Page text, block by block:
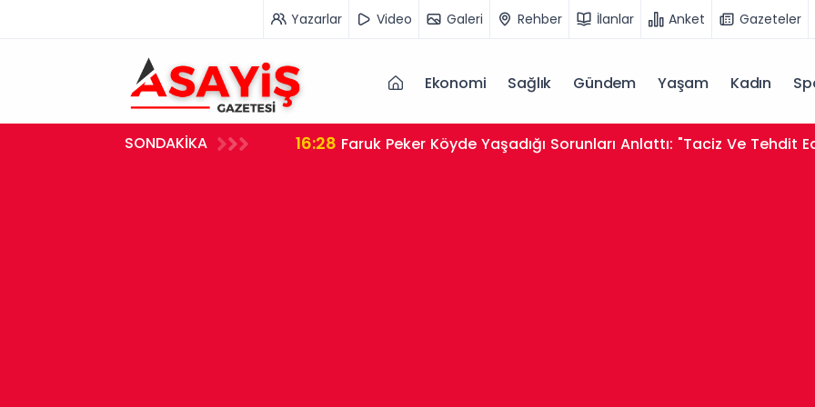
Yazarlar Video Galeri Rehber İlanlar Anket Gazeteler
Ekonomi Sağlık Gündem Yaşam Kadın
SONDAKİKA 16:28 Faruk Peker Köyde Yaşadığı Sorunları Anlattı: "Taciz Ve Tehdit